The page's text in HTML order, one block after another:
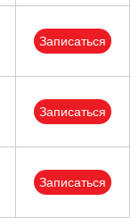
Записаться
Записаться
Записаться